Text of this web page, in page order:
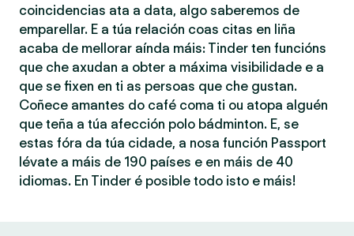
coincidencias ata a data, algo saberemos de
emparellar. E a túa relación coas citas en liña
acaba de mellorar aínda máis: Tinder ten funcións
que che axudan a obter a máxima visibilidade e a
que se fixen en ti as persoas que che gustan.
Coñece amantes do café coma ti ou atopa alguén
que teña a túa afección polo bádminton. E, se
estas fóra da túa cidade, a nosa función Passport
lévate a máis de 190 países e en máis de 40
idiomas. En Tinder é posible todo isto e máis!